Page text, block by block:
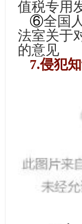
值税专用
⑥全国
法室关于
的意见
7.侵犯